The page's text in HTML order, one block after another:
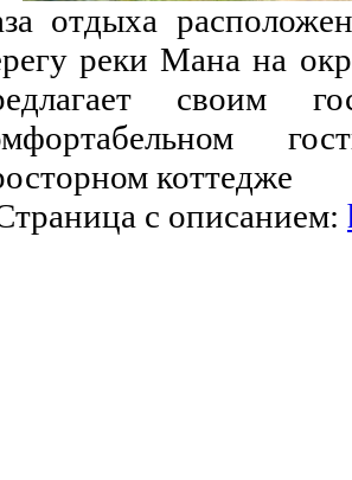
отдыха
реки Мана на
своим
коттедже
с описанием: